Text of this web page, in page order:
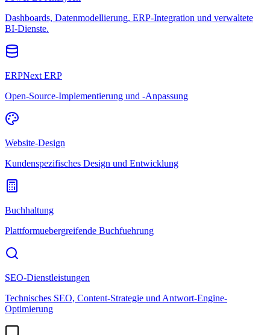
Dashboards, Datenmodellierung, ERP-Integration und verwaltete
BI-Dienste.
ERPNext ERP
Open-Source-Implementierung und -Anpassung
Website-Design
Kundenspezifisches Design und Entwicklung
Buchhaltung
Plattformuebergreifende Buchfuehrung
SEO-Dienstleistungen
Technisches SEO, Content-Strategie und Antwort-Engine-
Optimierung